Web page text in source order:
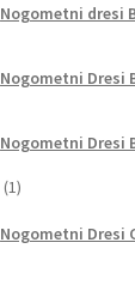
Nogometni dresi
Nogometni Dresi
Nogometni Dresi
11
Nogometni Dresi